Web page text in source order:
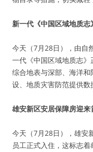
新一代《中国区域地质志
今天（7月28日），由自
一代《中国区域地质志
综合地表与深部、海洋
设、地质灾害防范提供数
雄安新区安居保障房迎
今天（7月28日），雄安
员工正式入住，这标志